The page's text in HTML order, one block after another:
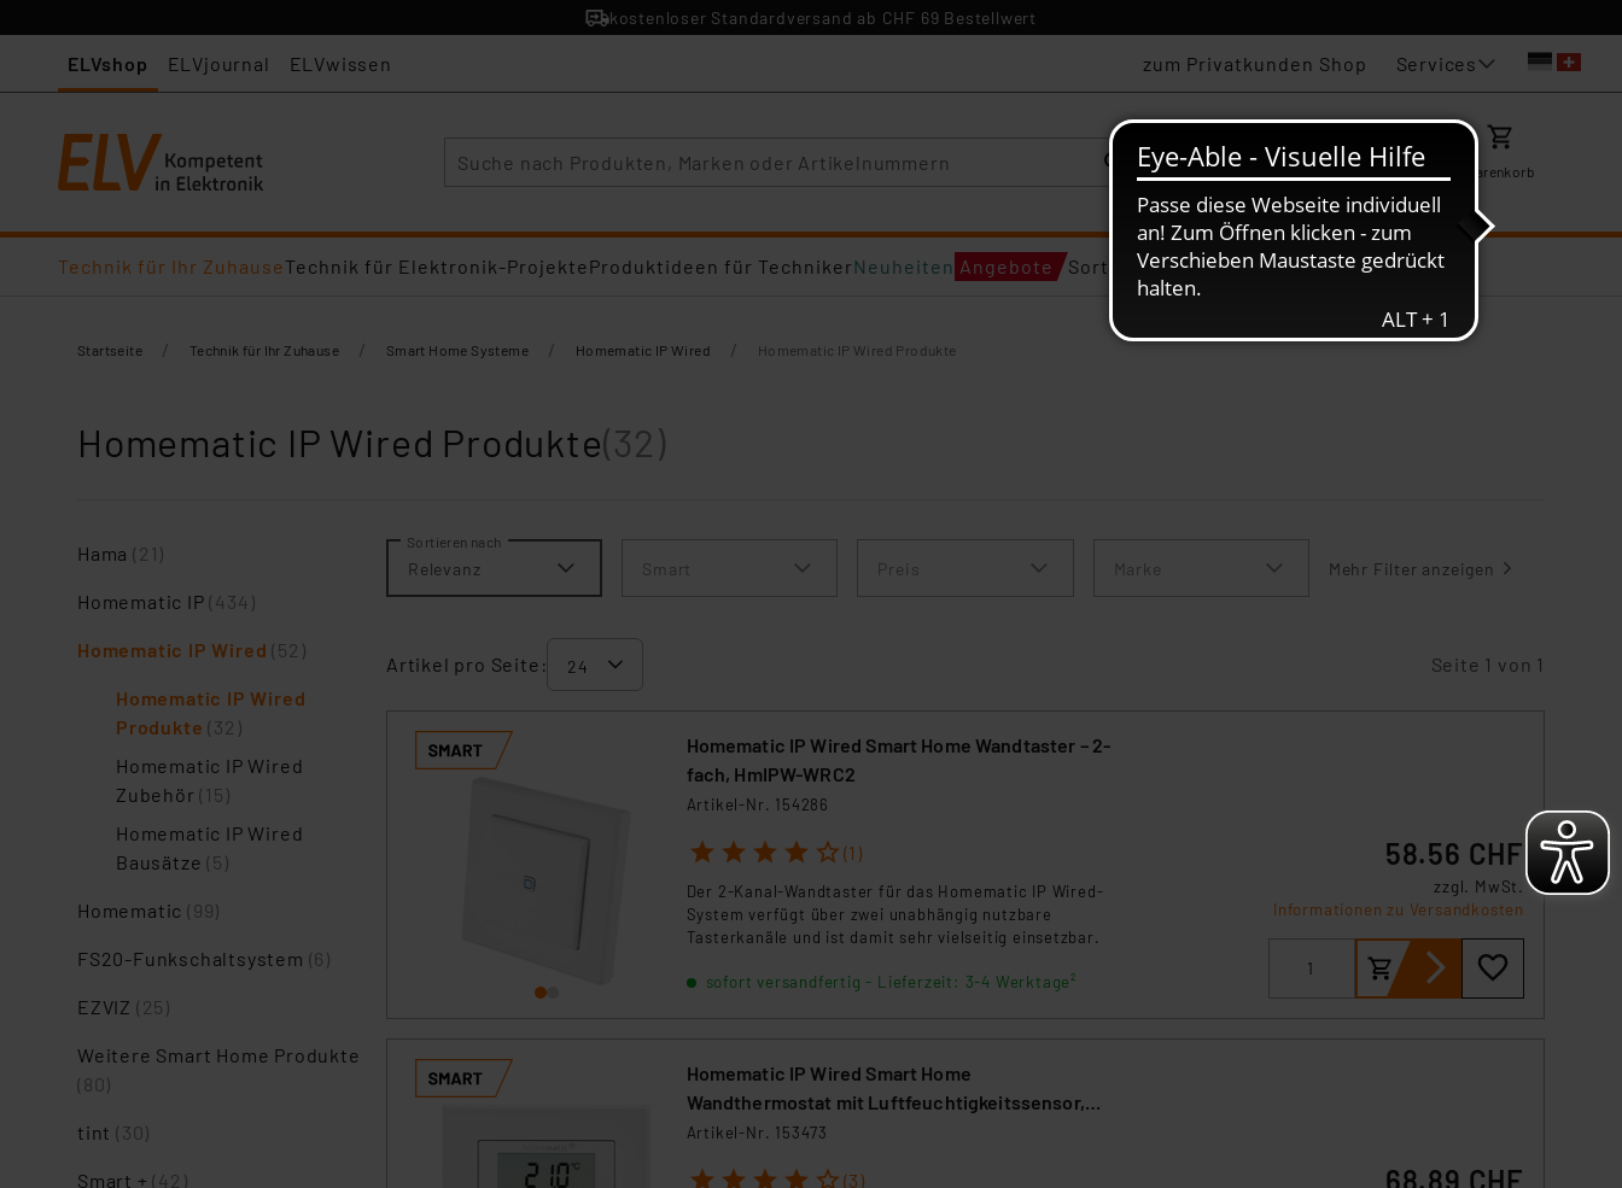
kostenloser Standardversand ab CHF 69 Bestellwert
ELVshop ELVjournal ELVwissen zum Privatkunden Shop Services
KarriereMein ELV Merkzettel Warenkorb
Technik für Ihr ZuhauseTechnik für Elektronik-ProjekteProduktideen für TechnikerNeuheiten Angebote Sortiments-Deals
Startseite / Technik für Ihr Zuhause / Smart Home Systeme / Homematic IP Wired / Homematic IP Wired Produkte
Homematic IP Wired Produkte(32)
Hama (21)
Homematic IP(434)
Homematic IP Wired(52)
Homematic IP Wired
Produkte(32)
Homematic IP Wired
Zubehör(15)
Homematic IP Wired
Bausätze(5)
Homematic(99)
FS20-Funkschaltsystem (6)
EZVIZ (25)
Weitere Smart Home Produkte
(80)
tint (30)
Smart +(42)
Sortieren nach
Relevanz Smart Preis Marke Mehr Filter anzeigen
Artikel pro Seite: Seite 1 von 1
Homematic IP Wired Smart Home Wandtaster – 2-
fach, HmIPW-WRC2
Artikel-Nr. 154286
1 2 3 4 5 (1)
Der 2-Kanal-Wandtaster für das Homematic IP Wired-
System verfügt über zwei unabhängig nutzbare
Tasterkanäle und ist damit sehr vielseitig einsetzbar.
sofort versandfertig - Lieferzeit: 3-4 Werktage²
58.56 CHF
zzgl. MwSt.
Informationen zu Versandkosten
Homematic IP Wired Smart Home
Wandthermostat mit Luftfeuchtigkeitssensor,
HmIPW-WTH
Artikel-Nr. 153473
1 2 3 4 5 (3) 68.89 CHF